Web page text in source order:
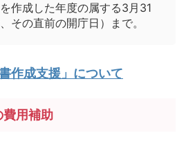
作成した年度の属する3月31
その直前の開庁日）まで。
作成支援」について
費用補助